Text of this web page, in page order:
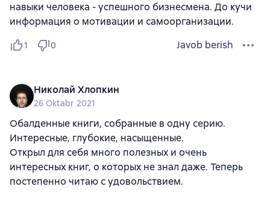
навыки человека - успешного бизнесмена. До кучи
информация о мотивации и самоорганизации.
1 0 Javob berish
Николай Хлопкин
26 Oktabr 2021
Обалденные книги, собранные в одну серию.
Интересные, глубокие, насыщенные.
Открыл для себя много полезных и очень
интересных книг, о которых не знал даже. Теперь
постепенно читаю с удовольствием.